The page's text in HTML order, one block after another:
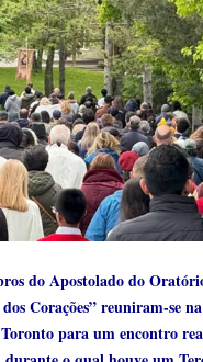
do Apostolado do
Corações” reuniram-se
para um encontro